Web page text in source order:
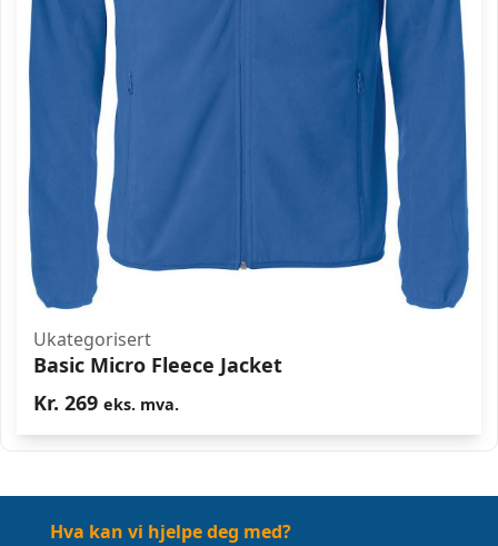
Ukategorisert
Basic Micro Fleece Jacket
Kr. 269 eks. mva.
Hva kan vi hjelpe deg med?